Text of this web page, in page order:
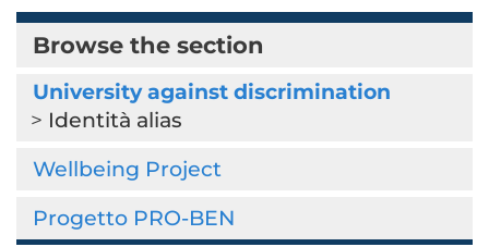
Browse the section
University against discrimination
Identità alias
Wellbeing Project
Progetto PRO-BEN